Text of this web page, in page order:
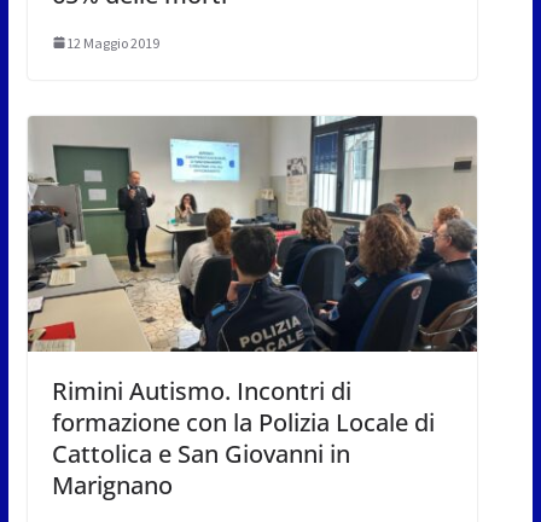
12 Maggio 2019
Rimini Autismo. Incontri di
formazione con la Polizia Locale di
Cattolica e San Giovanni in
Marignano